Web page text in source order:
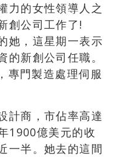
力的女性領導人之
創公司工作了!
她，這星期一表示
新創公司任職。
專門製造處理伺服
計商，市佔率高達
1900億美元的收
一半。她去的這間